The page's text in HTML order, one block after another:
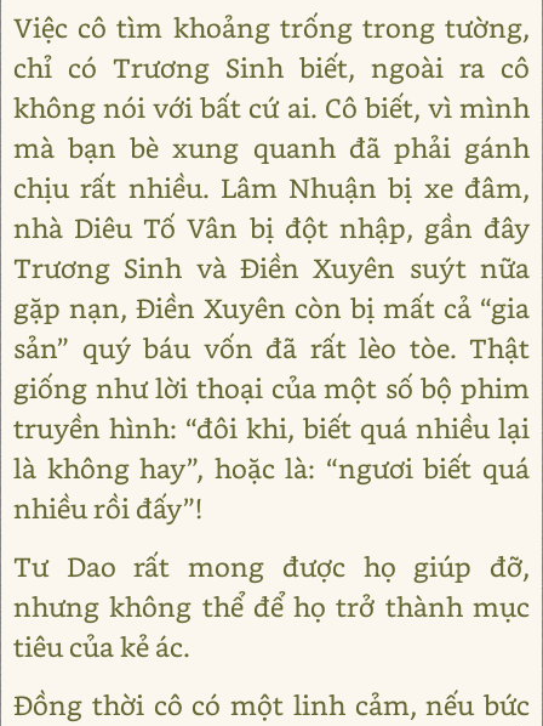
Việc cô tìm khoảng trống trong tường,
chỉ có Trương Sinh biết, ngoài ra cô
không nói với bất cứ ai. Cô biết, vì mình
mà bạn bè xung quanh đã phải gánh
chịu rất nhiều. Lâm Nhuận bị xe đâm,
nhà Diêu Tố Vân bị đột nhập, gần đây
Trương Sinh và Điền Xuyên suýt nữa
gặp nạn, Điền Xuyên còn bị mất cả “gia
sản” quý báu vốn đã rất lèo tòe. Thật
giống như lời thoại của một số bộ phim
truyền hình: “đôi khi, biết quá nhiều lại
là không hay”, hoặc là: “ngươi biết quá
nhiều rồi đấy”!
Tư Dao rất mong được họ giúp đỡ,
nhưng không thể để họ trở thành mục
tiêu của kẻ ác.
Đồng thời cô có một linh cảm, nếu bức